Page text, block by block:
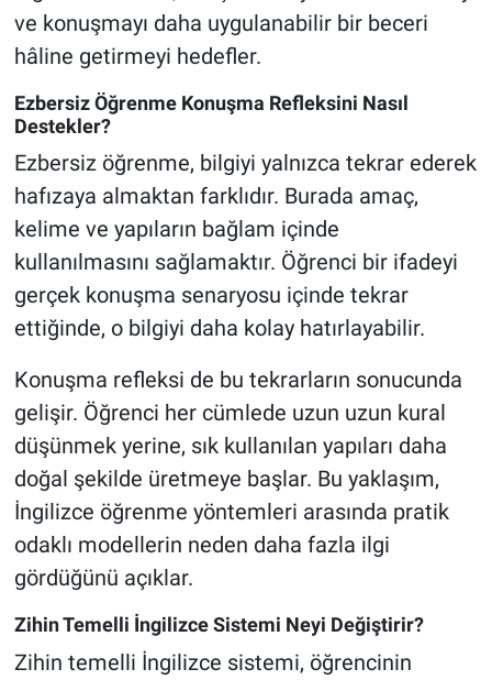
ve konuşmayı daha uygulanabilir bir beceri
hâline getirmeyi hedefler.
Ezbersiz Öğrenme Konuşma Refleksini Nasıl
Destekler?
Ezbersiz öğrenme, bilgiyi yalnızca tekrar ederek
hafızaya almaktan farklıdır. Burada amaç,
kelime ve yapıların bağlam içinde
kullanılmasını sağlamaktır. Öğrenci bir ifadeyi
gerçek konuşma senaryosu içinde tekrar
ettiğinde, o bilgiyi daha kolay hatırlayabilir.
Konuşma refleksi de bu tekrarların sonucunda
gelişir. Öğrenci her cümlede uzun uzun kural
düşünmek yerine, sık kullanılan yapıları daha
doğal şekilde üretmeye başlar. Bu yaklaşım,
İngilizce öğrenme yöntemleri arasında pratik
odaklı modellerin neden daha fazla ilgi
gördüğünü açıklar.
Zihin Temelli İngilizce Sistemi Neyi Değiştirir?
Zihin temelli İngilizce sistemi, öğrencinin